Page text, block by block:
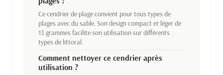
Ce cendrier de plage convient pour tous types de
plages avec du sable. Son design compact et léger de
13 grammes facilite son utilisation sur différents
types de littoral.
Comment nettoyer ce cendrier après
utilisation ?